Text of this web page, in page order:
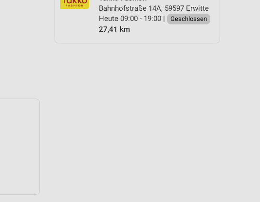
Bahnhofstraße 14A, 59597 Erwitte
Heute 09:00 - 19:00 |
Geschlossen
27,41 km